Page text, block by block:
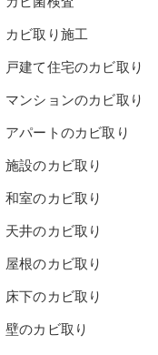
カビ取り施工
戸建て住宅のカビ取り
マンションのカビ取り
アパートのカビ取り
施設のカビ取り
和室のカビ取り
天井のカビ取り
屋根のカビ取り
床下のカビ取り
壁のカビ取り